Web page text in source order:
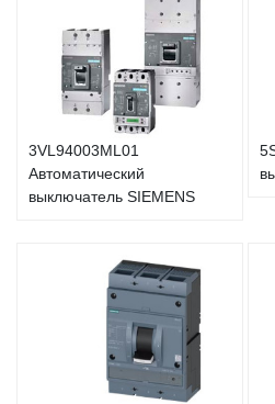
3VL94003ML01
Автоматический
выключатель SIEMENS